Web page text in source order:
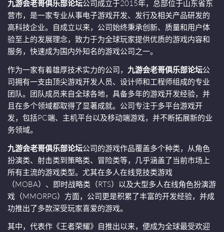
九游会老哥俱乐部论坛公司成立于2015年，总部位于山东省东
营市，是一家专业从事电子游戏开发、发行及相关产品研发的
高科技企业。自成立以来，公司始终秉承创新、质量和用户体
验至上的发展理念，致力于为全球玩家提供优质的游戏内容和
服务，快速成为国内外知名的游戏公司之一。
作为一家有着雄厚技术实力的公司， 九游会老哥俱乐部论坛公
司拥有一支由顶尖游戏开发人员、设计师和工程师组成的专业
团队。团队成员来自全球各地，具备多年的游戏开发经验，并
且在多个领域都取得了显著成就。公司专注于多平台游戏开
发，包括PC端、主机平台以及移动端游戏，并不断拓展新的业
务领域。
九游会老哥俱乐部论坛公司的游戏作品覆盖多个种类，从角色
扮演类、射击类到策略类、冒险类等，几乎涵盖了当前市场上
所有主流的游戏类型。尤其在多人在线竞技类游戏
（MOBA）、即时战略类（RTS）以及大型多人在线角色扮演游
戏（MMORPG）方面，公司更是积累了丰富的开发经验，并成
功推出了多款深受玩家喜爱的游戏。
其中，代表作《王者荣耀》自推出以来，便成为全球最受欢迎